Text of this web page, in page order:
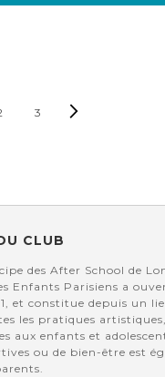
lisez actuellement la
Page
3
CLUB
des After School de
Enfants Parisiens a
et constitue depuis un
les pratiques
aux enfants et
ou de bien-être est